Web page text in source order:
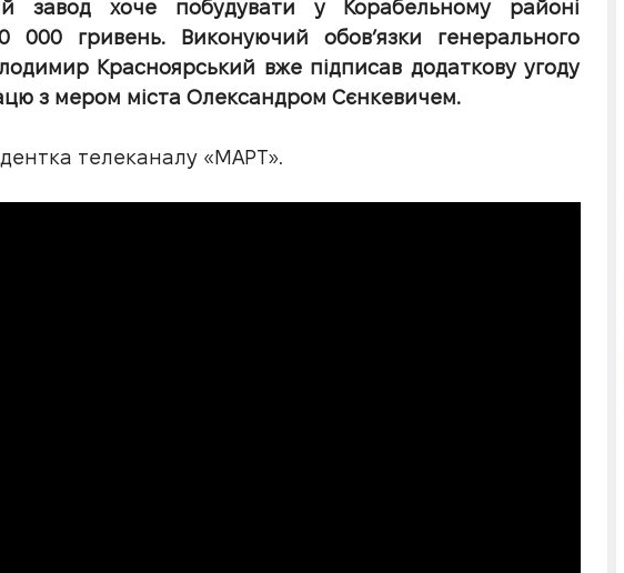
завод хоче побудувати у Корабельному районі
000 гривень. Виконуючий обов’язки генерального
Красноярський вже підписав додаткову угоду
з мером міста Олександром Сєнкевичем.
телеканалу «МАРТ».